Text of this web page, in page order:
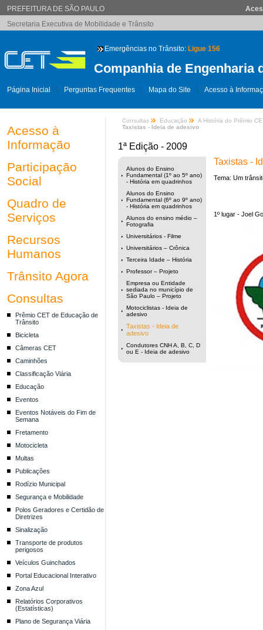
PREFEITURA DE SÃO PAULO
Secretaria Executiva de Mobilidade e Trânsito
Emergências no Trânsito: Ligue 156
Companhia de Engenharia
Página Inicial Perguntas Frequentes Mapa do Site Acesso à
Acesso à
Informação
Participação
Social
Quadro de
Serviços
Recursos
Humanos
Trânsito Agora
Consultas
Prêmio CET de Educação de
Trânsito
Bicicleta
Câmeras CET
Caminhões
Classificação Viária
Educação
Eventos
Eventos Notáveis do Fim de
Semana
Fretamento
Motocicleta
Multas
Publicações
Rodízio Municipal
Segurança e Mobilidade
Polos Geradores e Certidão de
Diretrizes
Sinalização
Transporte de produtos
perigosos
Veículos Guinchados
Portal Educacional Interativo
Zona Azul
Relatórios Corporativos
(Estatísticas)
Plano de Segurança Viária
Consultas Educação
A História do Prêmio
Taxistas - Ideia de adesivo
1ª Edição - 2009
Alunos do Ensino
Fundamental (1º ao 5º ano)
- História em quadrinhos
Alunos do Ensino
Fundamental (6º ao 9º ano)
- História em quadrinhos
Alunos do ensino médio –
Fotografia
Universitários - Filme
Universitários – Crônica
Terceira Idade – História
Professor – Projeto
Empresa ou Entidade
sediada no município de
São Paulo – Projeto
Motociclistas - Ideia de
adesivo
Taxistas - Ideia de
adesivo
Condutores CNH A, B, C, D
ou E - Ideia de adesivo
Taxistas -
Tema: Um
1º lugar - Joel